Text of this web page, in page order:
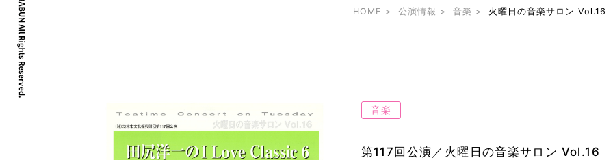
HOME 公演情報 音楽 火曜日の音楽サロン
音楽
第117回公演／火曜日の音楽サロン Vol.16